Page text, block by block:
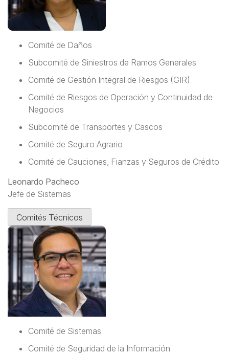
Comité de Daños
Subcomité de Siniestros de Ramos Generales
Comité de Gestión Integral de Riesgos (GIR)
Comité de Riesgos de Operación y Continuidad de
Negocios
Subcomité de Transportes y Cascos
Comité de Seguro Agrario
Comité de Cauciones, Fianzas y Seguros de Crédito
Leonardo Pacheco
Jefe de Sistemas
Comités Técnicos
Comité de Sistemas
Comité de Seguridad de la Información